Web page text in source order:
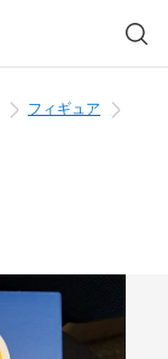
フィギュア